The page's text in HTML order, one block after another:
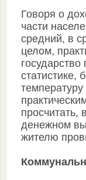
Говоря о
части
средний, в
целом,
просчитать,
денежном
жителю